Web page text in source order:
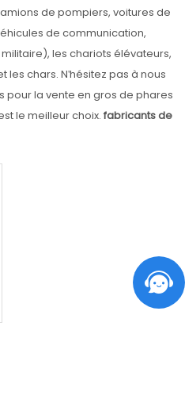
de pompiers, voitures de
de communication,
les chariots élévateurs,
les chars. N'hésitez pas à nous
pour la vente en gros de phares
le meilleur choix. fabricants de